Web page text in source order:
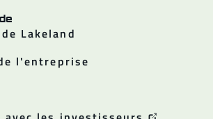
Lakeland
l'entreprise